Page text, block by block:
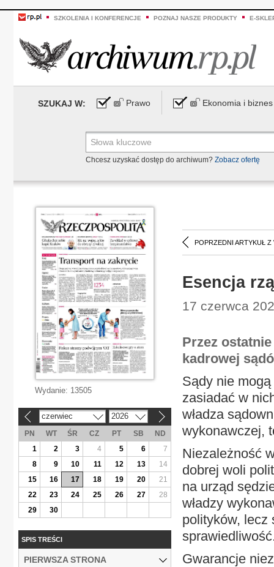
SZKOLENIA I KONFERENCJE POZNAJ NASZE PRODUKTY E-
SZUKAJ W: Prawo Ekonomia i biznes
Chcesz uzyskać dostęp do archiwum? Zobacz ofertę
POPRZEDNI ARTYKUŁ Z
Esencja
17 czerwca
Przez
kadrowej
Sądy nie
zasiadać w
władza
wykonawczej,
Niezależność
dobrej woli
na urząd
władzy
polityków, lecz
Gwarancje
Wydanie: 13505
czerwiec 2026
PN WT ŚR CZ PT SB
ND
1
2 3 4 5 6
7
8
9 10 11 12 13
14
15
16 17 18 19 20
21
22
23 24 25 26 27
28
29
30
SPIS TREŚCI
PIERWSZA STRONA